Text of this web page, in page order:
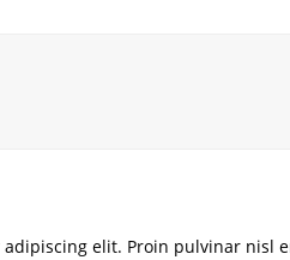
elit. Proin pulvinar nisl